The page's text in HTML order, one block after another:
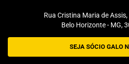
Rua Cristina Maria de
Belo Horizonte - MG,
SEJA SÓCIO GALO